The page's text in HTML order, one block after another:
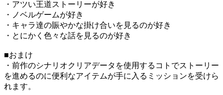
・アツい王道ストーリーが好き
・ノベルゲームが好き
・キャラ達の賑やかな掛け合いを見るのが好き
・とにかく色々な話を見るのが好き
■おまけ
・前作のシナリオクリアデータを使用するコトでストーリー
を進めるのに便利なアイテムが手に入るミッションを受けら
れます。